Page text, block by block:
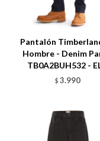
Pantalón
Hombre - Denim
TB0A2BUH532 -
$ 3.990
Talle